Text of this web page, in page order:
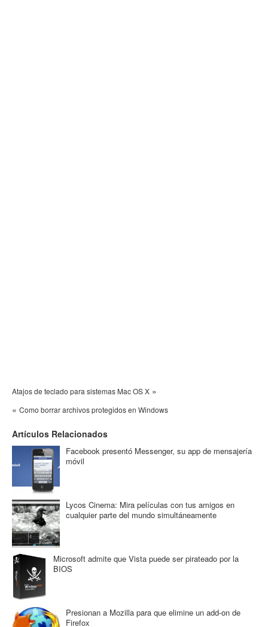
Atajos de teclado para sistemas Mac OS X »
« Como borrar archivos protegidos en Windows
Artículos Relacionados
Facebook presentó Messenger, su app de mensajería
móvil
Lycos Cinema: Mira películas con tus amigos en
cualquier parte del mundo simultáneamente
Microsoft admite que Vista puede ser pirateado por la
BIOS
Presionan a Mozilla para que elimine un add-on de
Firefox